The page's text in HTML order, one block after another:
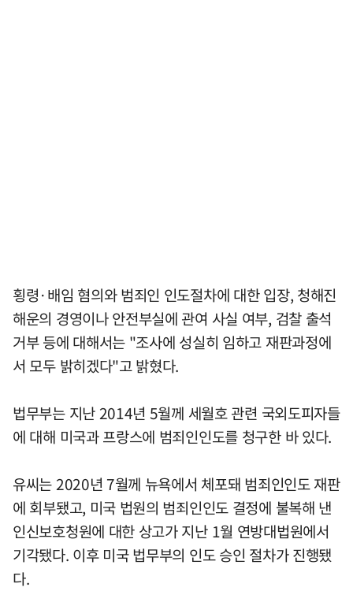
횡령·배임 혐의와 범죄인 인도절차에 대한 입장, 청해진
해운의 경영이나 안전부실에 관여 사실 여부, 검찰 출석
거부 등에 대해서는 "조사에 성실히 임하고 재판과정에
서 모두 밝히겠다"고 밝혔다.
법무부는 지난 2014년 5월께 세월호 관련 국외도피자들
에 대해 미국과 프랑스에 범죄인인도를 청구한 바 있다.
유씨는 2020년 7월께 뉴욕에서 체포돼 범죄인인도 재판
에 회부됐고, 미국 법원의 범죄인인도 결정에 불복해 낸
인신보호청원에 대한 상고가 지난 1월 연방대법원에서
기각됐다. 이후 미국 법무부의 인도 승인 절차가 진행됐
다.